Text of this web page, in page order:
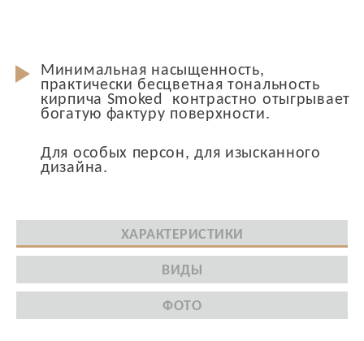
Минимальная насыщенность,
практически бесцветная тональность
кирпича Smoked контрастно отыгрывает
богатую фактуру поверхности.
Для особых персон, для изысканного
дизайна.
ХАРАКТЕРИСТИКИ
ВИДЫ
ФОТО